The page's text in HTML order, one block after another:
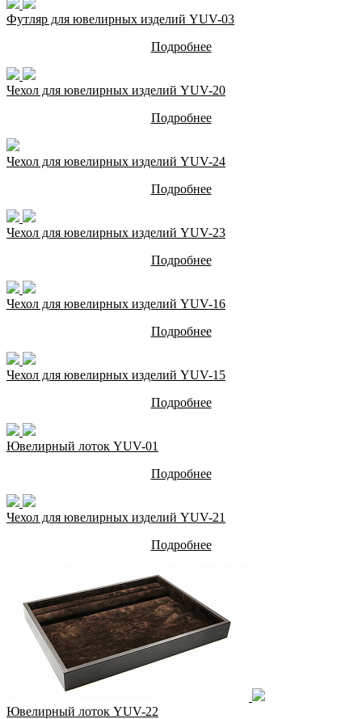
Футляр для ювелирных изделий YUV-03
Подробнее
Чехол для ювелирных изделий YUV-20
Подробнее
Чехол для ювелирных изделий YUV-24
Подробнее
Чехол для ювелирных изделий YUV-23
Подробнее
Чехол для ювелирных изделий YUV-16
Подробнее
Чехол для ювелирных изделий YUV-15
Подробнее
Ювелирный лоток YUV-01
Подробнее
Чехол для ювелирных изделий YUV-21
Подробнее
Ювелирный лоток YUV-22